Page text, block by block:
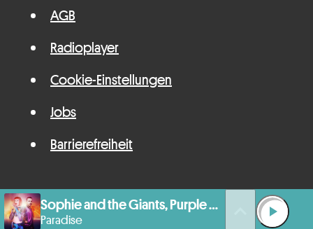
AGB
Radioplayer
Cookie-Einstellungen
Jobs
Barrierefreiheit
Sophie and the Giants, Purple Disco Machine
Paradise play_arrow